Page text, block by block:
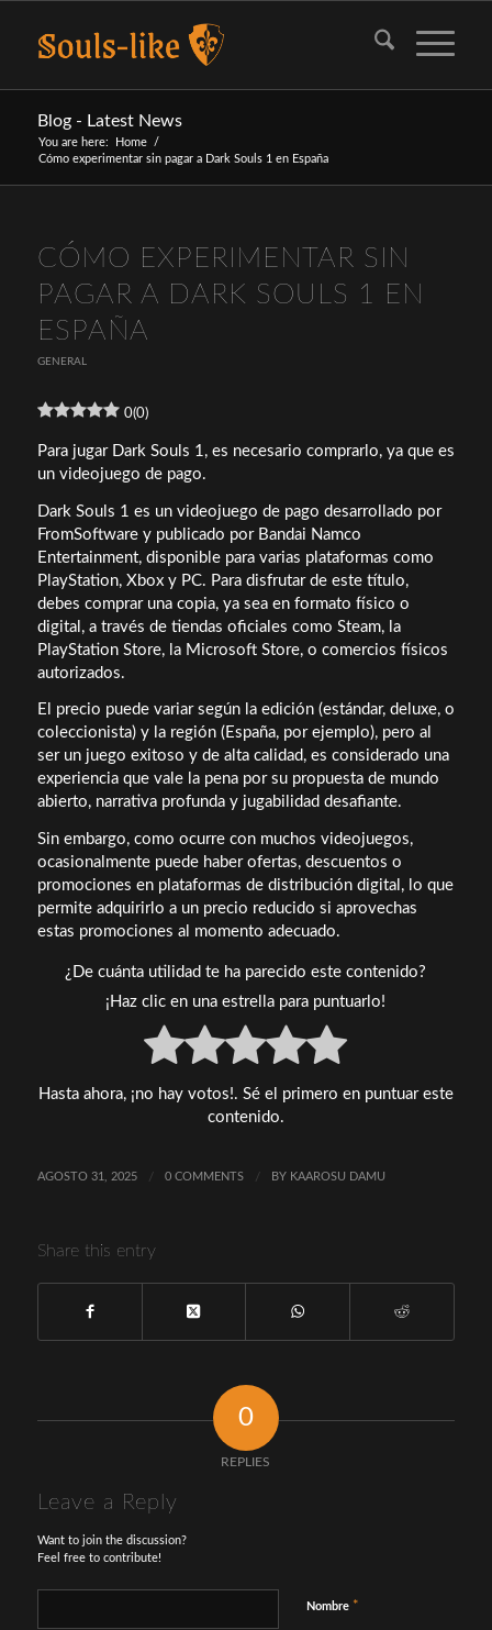
Blog - Latest News
You are here: Home
/
Cómo experimentar sin pagar a Dark Souls 1 en España
CÓMO EXPERIMENTAR SIN
PAGAR A DARK SOULS 1 EN
ESPAÑA
GENERAL
0(0)
Para jugar Dark Souls 1, es necesario comprarlo, ya que es
un videojuego de pago.
Dark Souls 1 es un videojuego de pago desarrollado por
FromSoftware y publicado por Bandai Namco
Entertainment, disponible para varias plataformas como
PlayStation, Xbox y PC. Para disfrutar de este título,
debes comprar una copia, ya sea en formato físico o
digital, a través de tiendas oficiales como Steam, la
PlayStation Store, la Microsoft Store, o comercios físicos
autorizados.
El precio puede variar según la edición (estándar, deluxe, o
coleccionista) y la región (España, por ejemplo), pero al
ser un juego exitoso y de alta calidad, es considerado una
experiencia que vale la pena por su propuesta de mundo
abierto, narrativa profunda y jugabilidad desafiante.
Sin embargo, como ocurre con muchos videojuegos,
ocasionalmente puede haber ofertas, descuentos o
promociones en plataformas de distribución digital, lo que
permite adquirirlo a un precio reducido si aprovechas
estas promociones al momento adecuado.
¿De cuánta utilidad te ha parecido este contenido?
¡Haz clic en una estrella para puntuarlo!
Hasta ahora, ¡no hay votos!. Sé el primero en puntuar este
contenido.
AGOSTO 31, 2025 / 0 COMMENTS / BY KAAROSU DAMU
Share this entry
0
REPLIES
Leave a Reply
Want to join the discussion?
Feel free to contribute!
Nombre *